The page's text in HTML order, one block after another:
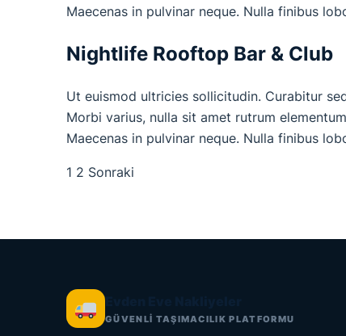
Maecenas in pulvinar neque. Nulla finibus
Nightlife Rooftop Bar & Club
Ut euismod ultricies sollicitudin. Curabitur
Morbi varius, nulla sit amet rutrum
Maecenas in pulvinar neque. Nulla finibus
Yazı
1 2 Sonraki
GÜVENLİ TAŞIMACILIK PLATFORMU